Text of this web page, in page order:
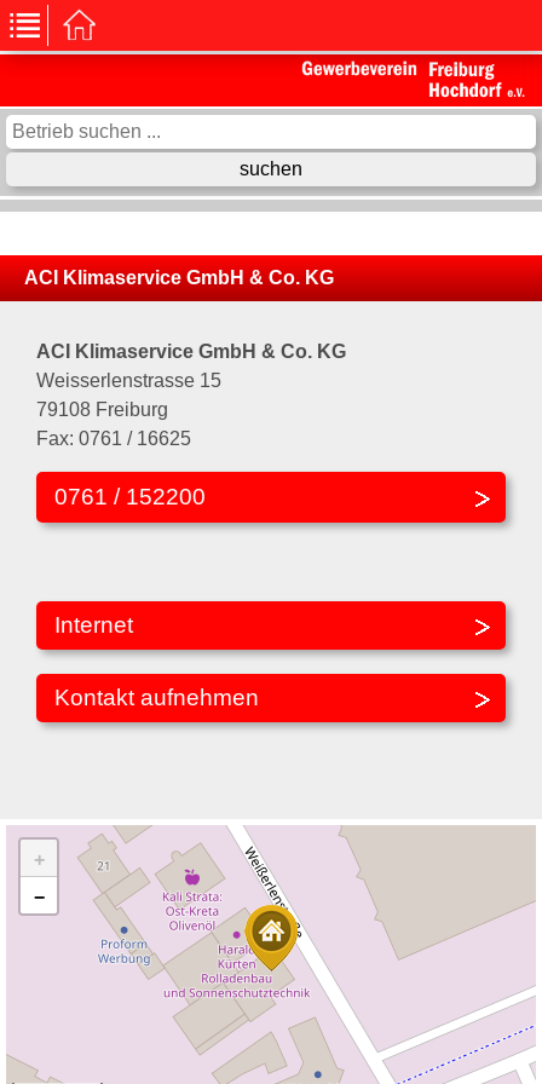
ACI Klimaservice GmbH & Co. KG
ACI Klimaservice GmbH & Co. KG
Weisserlenstrasse 15
79108 Freiburg
Fax: 0761 / 16625
0761 / 152200
Internet
Kontakt aufnehmen
+
−